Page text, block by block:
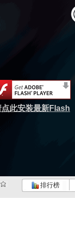
点此安装最新Flash
排行榜